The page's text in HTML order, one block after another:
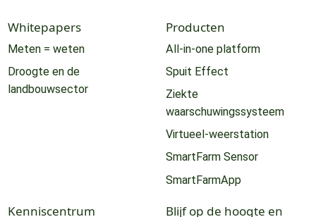
Whitepapers
Meten = weten
Droogte en de
landbouwsector
Producten
All-in-one platform
Spuit Effect
Ziekte
waarschuwingssysteem
Virtueel-weerstation
SmartFarm Sensor
SmartFarmApp
Kenniscentrum Blijf op de hoogte en